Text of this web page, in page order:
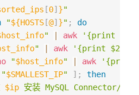
[0] }"
"${HOSTS [@] }" ;
do
" awk
'{print $1}'
" awk '{print $2}'
"$host_info" awk
'{print
"$SMALLEST_IP" ] ;
then
$ip 安装 MySQL Connector/